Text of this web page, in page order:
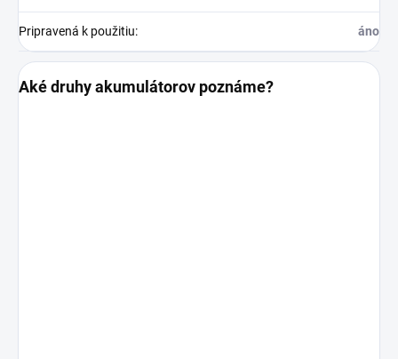
Pripravená k použitiu: áno
Aké druhy akumulátorov poznáme?